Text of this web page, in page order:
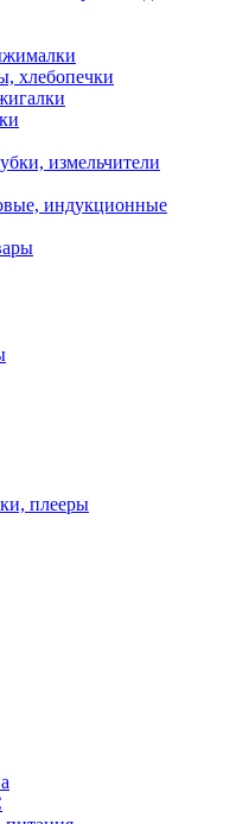
хлебопечки
измельчители
индукционные
плееры